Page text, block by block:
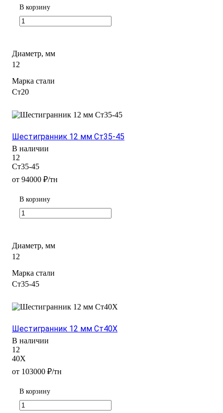
В корзину
Диаметр, мм
12
Марка стали
Ст20
Шестигранник 12 мм Ст35-45
В наличии
12
Ст35-45
от 94000 ₽/тн
В корзину
Диаметр, мм
12
Марка стали
Ст35-45
Шестигранник 12 мм Ст40Х
В наличии
12
40Х
от 103000 ₽/тн
В корзину